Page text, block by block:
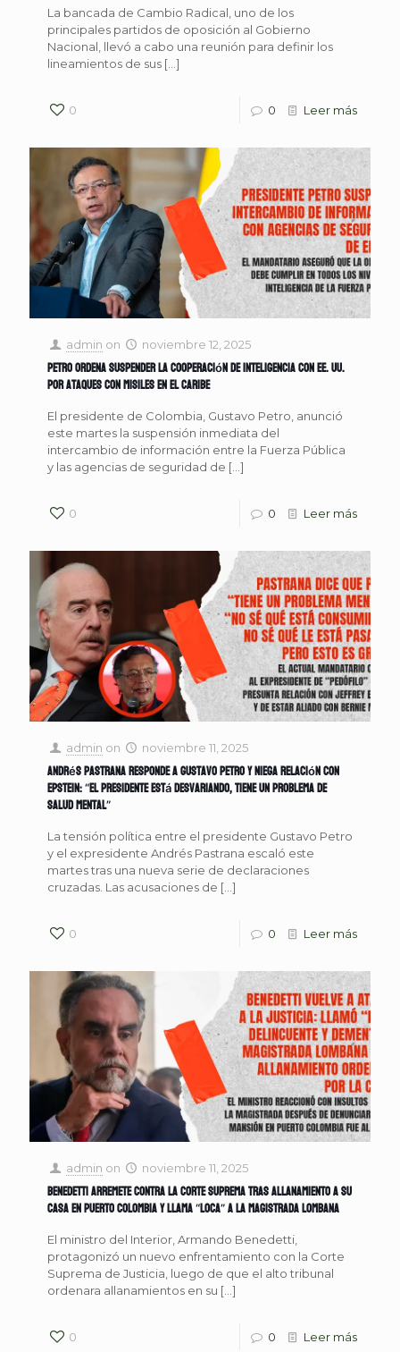
La bancada de Cambio Radical, uno de los
principales partidos de oposición al Gobierno
Nacional, llevó a cabo una reunión para definir los
lineamientos de sus […]
0 0 Leer más
admin on noviembre 12, 2025
Petro ordena suspender la cooperación de inteligencia con EE. UU.
por ataques con misiles en el Caribe
El presidente de Colombia, Gustavo Petro, anunció
este martes la suspensión inmediata del
intercambio de información entre la Fuerza Pública
y las agencias de seguridad de […]
0 0 Leer más
admin on noviembre 11, 2025
Andrés Pastrana responde a Gustavo Petro y niega relación con
Epstein: “El presidente está desvariando, tiene un problema de
salud mental”
La tensión política entre el presidente Gustavo Petro
y el expresidente Andrés Pastrana escaló este
martes tras una nueva serie de declaraciones
cruzadas. Las acusaciones de […]
0 0 Leer más
admin on noviembre 11, 2025
Benedetti arremete contra la Corte Suprema tras allanamiento a su
casa en Puerto Colombia y llama “loca” a la magistrada Lombana
El ministro del Interior, Armando Benedetti,
protagonizó un nuevo enfrentamiento con la Corte
Suprema de Justicia, luego de que el alto tribunal
ordenara allanamientos en su […]
0 0 Leer más